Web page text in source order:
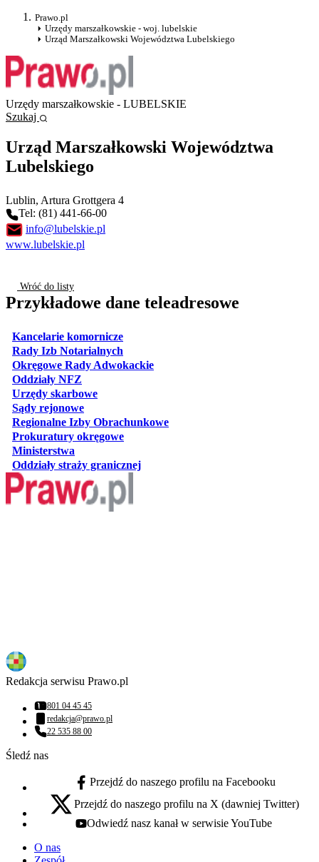
Prawo.pl
Urzędy marszałkowskie - woj. lubelskie
Urząd Marszałkowski Województwa Lubelskiego
Urzędy marszałkowskie - LUBELSKIE
Szukaj
Urząd Marszałkowski Województwa
Lubelskiego
Lublin, Artura Grottgera 4
Tel: (81) 441-66-00
info@lubelskie.pl
www.lubelskie.pl
Wróć do listy
Przykładowe dane teleadresowe
Kancelarie komorniczeotwiera się w nowej karcie
Rady Izb Notarialnych
Okręgowe Rady Adwokackieotwiera się w nowej karcie
Oddziały NFZ
Urzędy skarboweotwiera się w nowej karcie
Sądy rejonoweotwiera się w nowej karcie
Regionalne Izby Obrachunkoweotwiera się w nowej karcie
Prokuratury okręgoweotwiera się w nowej karcie
Ministerstwa
Oddziały straży granicznejotwiera się w nowej karcie
Redakcja serwisu Prawo.pl
Numer telefonu:
801 04 45 45
Adres email:
redakcja@prawo.pl
Numer telefonu:
22 535 88 00
Śledź nas
facebook - otwiera się w nowej karcie
Przejdź do naszego profilu na Facebooku
x - otwiera się w nowej karcie
Przejdź do naszego profilu na X (dawniej Twitter)
youtube - otwiera się w nowej karcie
Odwiedź nasz kanał w serwisie YouTube
O nas